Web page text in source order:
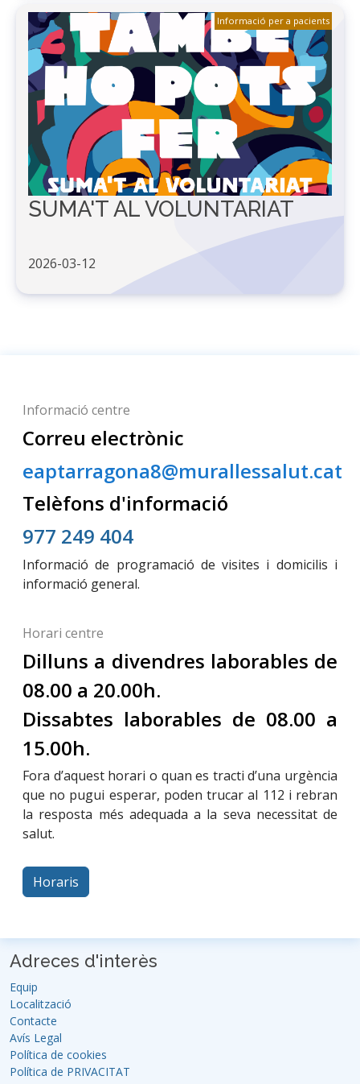
SUMA'T AL VOLUNTARIAT
2026-03-12
Informació per a pacients
Informació centre
Correu electrònic
eaptarragona8@murallessalut.cat
Telèfons d'informació
977 249 404
Informació de programació de visites i domicilis i
informació general.
Horari centre
Dilluns a divendres laborables de
08.00 a 20.00h.
Dissabtes laborables de 08.00 a
15.00h.
Fora d’aquest horari o quan es tracti d’una urgència
que no pugui esperar, poden trucar al 112 i rebran
la resposta més adequada a la seva necessitat de
salut.
Horaris
Adreces d'interès
Equip
Localització
Contacte
Avís Legal
Política de cookies
Política de PRIVACITAT